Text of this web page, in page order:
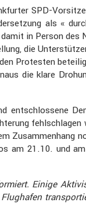
SPD-
als «
in Person des
die
Protesten
die klare
entschlos­sene
Zusam­men­hang
am 21.10. und
Einige